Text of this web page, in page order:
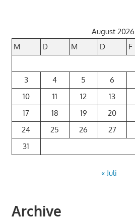
August 2026
M
D M D F
3
4 5 6
10
11 12 13
17
18 19 20
24
25 26 27
31
« Juli
Archive